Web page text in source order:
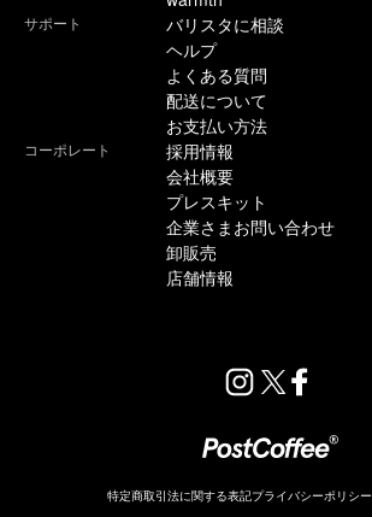
サポート
バリスタに相談
ヘルプ
よくある質問
配送について
お支払い方法
コーポレート
採用情報
会社概要
プレスキット
企業さまお問い合わせ
卸販売
店舗情報
特定商取引法に関する表記プライバシーポリシー